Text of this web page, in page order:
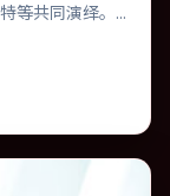
等共同演绎。
。人工智能介
质明快，节奏
表演的观众。